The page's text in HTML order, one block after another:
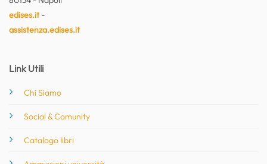
edises.it-
assistenza.edises.it
Link Utili
Chi Siamo
Social & Comunity
Catalogo libri